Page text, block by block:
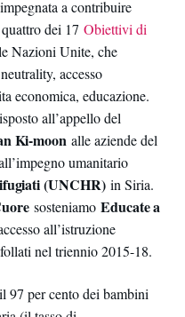
a contribuire
dei 17 Obiettivi di
Nazioni Unite, che
accesso
economica, educazione.
all’appello del
Ki-moon alle aziende del
umanitario
(UNCHR)in Siria.
sosteniamoEducate a
all’istruzione
nel triennio 2015-18.
97 per cento dei bambini